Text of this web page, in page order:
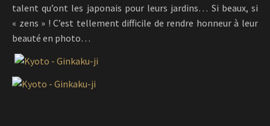
talent qu’ont les japonais pour leurs jardins… Si beaux, si
« zens » ! C’est tellement difficile de rendre honneur à leur
beauté en photo…